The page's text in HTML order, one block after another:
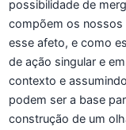
possibilidade de
compõem os nossos
esse afeto, e como
de ação singular e
contexto e
podem ser a base
construção de um